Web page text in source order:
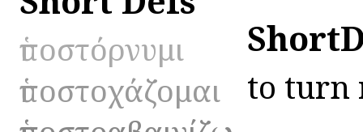
ὑποστόρνυμι
ὑποστοχάζομαι
to turn